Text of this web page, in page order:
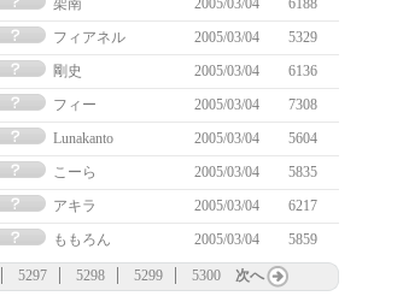
架南 2005/03/04
6188
フィアネル 2005/03/04
5329
剛史 2005/03/04
6136
フィー 2005/03/04
7308
Lunakanto 2005/03/04
5604
こーら 2005/03/04
5835
アキラ 2005/03/04
6217
ももろん 2005/03/04 5859
5297 5298 5299 5300 次へ